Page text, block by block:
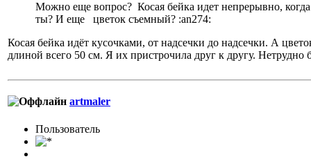
Можно еще вопрос? Косая бейка идет непрерывно,
ты? И еще цветок съемный? :an274:
Косая бейка идёт кусочками, от надсечки до надсечки. А
длиной всего 50 см. Я их пристрочила друг к другу. Нетрудно
artmaler
Пользовaтeль